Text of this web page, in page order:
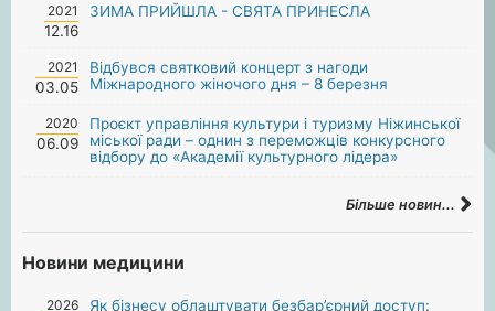
2021
12.16
ЗИМА ПРИЙШЛА - СВЯТА ПРИНЕСЛА
2021
03.05
Відбувся святковий концерт з нагоди
Міжнародного жіночого дня – 8 березня
2020
06.09
Проєкт управління культури і туризму Ніжинської
міської ради – однин з переможців конкурсного
відбору до «Академії культурного лідера»
Більше новин...
Новини медицини
2026
Як бізнесу облаштувати безбар’єрний доступ: